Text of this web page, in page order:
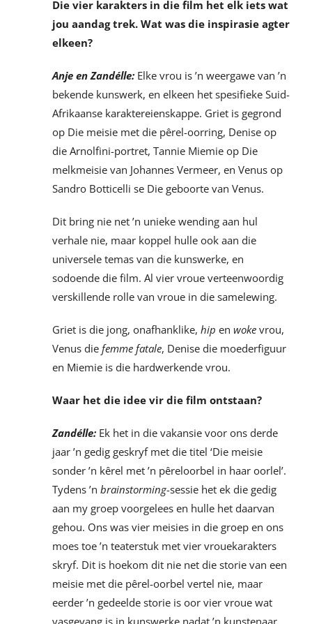
Die vier karakters in die film het elk iets wat
jou aandag trek. Wat was die inspirasie agter
elkeen?
Anje en Zandélle:Elke vrou is ’n weergawe van ’n
bekende kunswerk, en elkeen het spesifieke Suid-
Afrikaanse karaktereienskappe. Griet is gegrond
op Die meisie met die pêrel-oorring, Denise op
die Arnolfini-portret, Tannie Miemie op Die
melkmeisie van Johannes Vermeer, en Venus op
Sandro Botticelli se Die geboorte van Venus.
Dit bring nie net ’n unieke wending aan hul
verhale nie, maar koppel hulle ook aan die
universele temas van die kunswerke, en
sodoende die film. Al vier vroue verteenwoordig
verskillende rolle van vroue in die samelewing.
Griet is die jong, onafhanklike, hip en wokevrou,
Venus die femme fatale, Denise die moederfiguur
en Miemie is die hardwerkende vrou.
Waar het die idee vir die film ontstaan?
Zandélle:Ek het in die vakansie voor ons derde
jaar ’n gedig geskryf met die titel ‘Die meisie
sonder ’n kêrel met ’n pêreloorbel in haar oorlel’.
Tydens ’n brainstorming-sessie het ek die gedig
aan my groep voorgelees en hulle het daarvan
gehou. Ons was vier meisies in die groep en ons
moes toe ’n teaterstuk met vier vrouekarakters
skryf. Dit is hoekom dit nie net die storie van een
meisie met die pêrel-oorbel vertel nie, maar
eerder ’n gedeelde storie is oor vier vroue wat
vasgevang is in kunswerke nadat ’n kunstenaar